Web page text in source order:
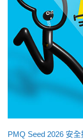
PMQ Seed 2026 安